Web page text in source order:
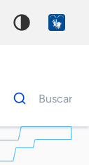
Dados
para
Buscar
Palavra
chave